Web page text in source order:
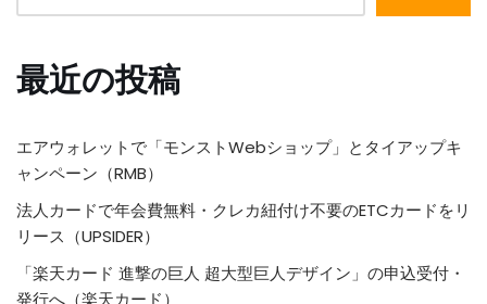
最近の投稿
エアウォレットで「モンストWebショップ」とタイアップキ
ャンペーン（RMB）
法人カードで年会費無料・クレカ紐付け不要のETCカードをリ
リース（UPSIDER）
「楽天カード 進撃の巨人 超大型巨人デザイン」の申込受付・
発行へ（楽天カード）